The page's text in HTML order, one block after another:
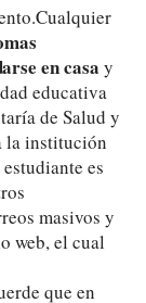
en casa y
educativa
de Salud y
la institución
es
masivos y
web, el cual
que en